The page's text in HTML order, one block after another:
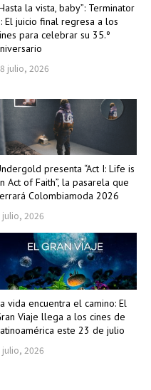
la vista, baby”: Terminator
El juicio final regresa a los
para celebrar su 35.º
julio, 2026
presenta “Act I: Life is
Act of Faith”, la pasarela que
Colombiamoda 2026
julio, 2026
vida encuentra el camino: El
Viaje llega a los cines de
este 23 de julio
julio, 2026